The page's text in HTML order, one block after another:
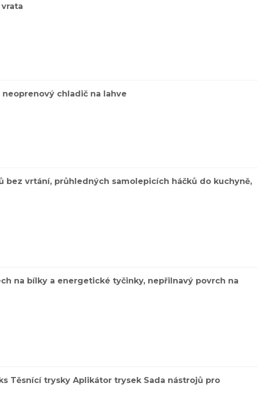
neoprenový chladič na lahve
bez vrtání, průhledných samolepicích háčků do kuchyně,
na bílky a energetické tyčinky, nepřilnavý povrch na
Těsnící trysky Aplikátor trysek Sada nástrojů pro